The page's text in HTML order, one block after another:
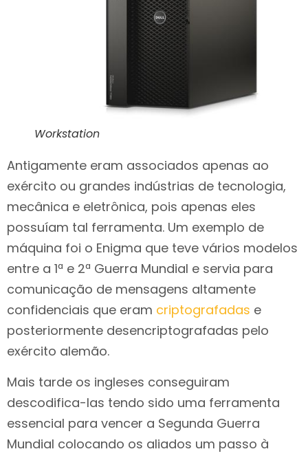
Workstation
Antigamente eram associados apenas ao
exército ou grandes indústrias de tecnologia,
mecânica e eletrônica, pois apenas eles
possuíam tal ferramenta. Um exemplo de
máquina foi o Enigma que teve vários modelos
entre a 1ª e 2ª Guerra Mundial e servia para
comunicação de mensagens altamente
confidenciais que eram criptografadas e
posteriormente desencriptografadas pelo
exército alemão.
Mais tarde os ingleses conseguiram
descodifica-las tendo sido uma ferramenta
essencial para vencer a Segunda Guerra
Mundial colocando os aliados um passo à